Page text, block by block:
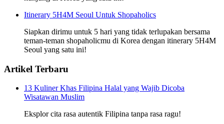
Itinerary 5H4M Seoul Untuk Shopaholics
Siapkan dirimu untuk 5 hari yang tidak terlupakan bersama
teman-teman shopaholicmu di Korea dengan itinerary 5H4M
Seoul yang satu ini!
Artikel Terbaru
13 Kuliner Khas Filipina Halal yang Wajib Dicoba
Wisatawan Muslim
Eksplor cita rasa autentik Filipina tanpa rasa ragu!